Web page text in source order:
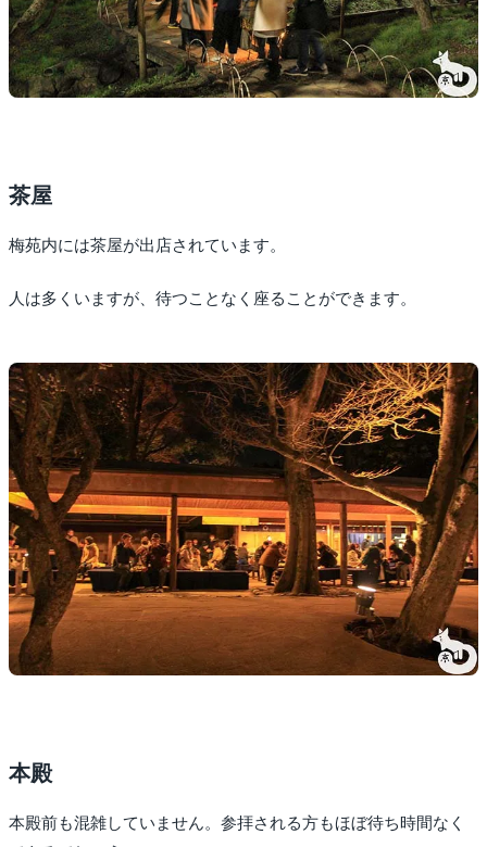
茶屋
梅苑内には茶屋が出店されています。
人は多くいますが、待つことなく座ることができます。
本殿
本殿前も混雑していません。参拝される方もほぼ待ち時間なく